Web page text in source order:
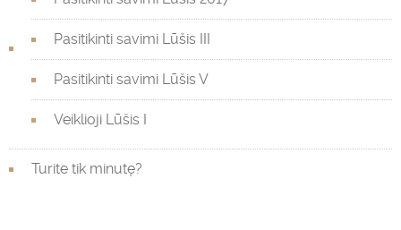
Pasitikinti savimi Lūšis III
Pasitikinti savimi Lūšis V
Veiklioji Lūšis I
Turite tik minutę?